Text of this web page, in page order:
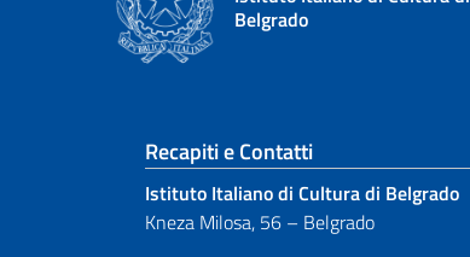
Belgrado
Sezione footer
Recapiti e Contatti
Istituto Italiano di Cultura di Belgrado
Kneza Milosa, 56 – Belgrado